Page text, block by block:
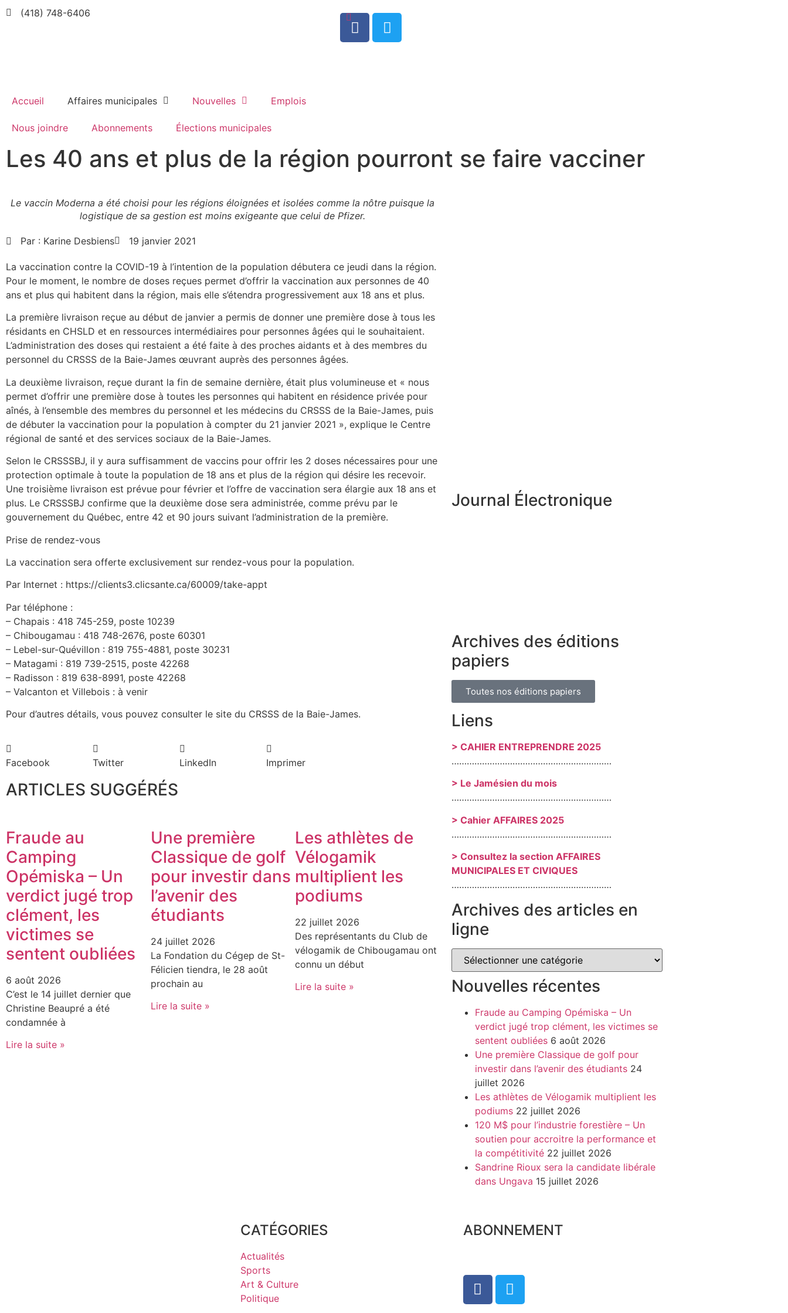
(418) 748-6406
0
Accueil Affaires municipales Nouvelles Emplois
Nous joindre Abonnements Élections municipales
Les 40 ans et plus de la région pourront se faire vacciner
Le vaccin Moderna a été choisi pour les régions éloignées et isolées comme la nôtre puisque la
logistique de sa gestion est moins exigeante que celui de Pfizer.
Par : Karine Desbiens 19 janvier 2021
La vaccination contre la COVID-19 à l’intention de la population débutera ce jeudi dans la région.
Pour le moment, le nombre de doses reçues permet d’offrir la vaccination aux personnes de 40
ans et plus qui habitent dans la région, mais elle s’étendra progressivement aux 18 ans et plus.
La première livraison reçue au début de janvier a permis de donner une première dose à tous les
résidants en CHSLD et en ressources intermédiaires pour personnes âgées qui le souhaitaient.
L’administration des doses qui restaient a été faite à des proches aidants et à des membres du
personnel du CRSSS de la Baie-James œuvrant auprès des personnes âgées.
La deuxième livraison, reçue durant la fin de semaine dernière, était plus volumineuse et « nous
permet d’offrir une première dose à toutes les personnes qui habitent en résidence privée pour
aînés, à l’ensemble des membres du personnel et les médecins du CRSSS de la Baie-James, puis
de débuter la vaccination pour la population à compter du 21 janvier 2021 », explique le Centre
régional de santé et des services sociaux de la Baie-James.
Selon le CRSSSBJ, il y aura suffisamment de vaccins pour offrir les 2 doses nécessaires pour une
protection optimale à toute la population de 18 ans et plus de la région qui désire les recevoir.
Une troisième livraison est prévue pour février et l’offre de vaccination sera élargie aux 18 ans et
plus. Le CRSSSBJ confirme que la deuxième dose sera administrée, comme prévu par le
gouvernement du Québec, entre 42 et 90 jours suivant l’administration de la première.
Prise de rendez-vous
La vaccination sera offerte exclusivement sur rendez-vous pour la population.
Par Internet : https://clients3.clicsante.ca/60009/take-appt
Par téléphone :
– Chapais : 418 745-259, poste 10239
– Chibougamau : 418 748-2676, poste 60301
– Lebel-sur-Quévillon : 819 755-4881, poste 30231
– Matagami : 819 739-2515, poste 42268
– Radisson : 819 638-8991, poste 42268
– Valcanton et Villebois : à venir
Pour d’autres détails, vous pouvez consulter le site du CRSSS de la Baie-James.
Facebook Twitter LinkedIn Imprimer
ARTICLES SUGGÉRÉS
Fraude au
Camping
Opémiska – Un
verdict jugé trop
clément, les
victimes se
sentent oubliées
6 août 2026
C’est le 14 juillet dernier que
Christine Beaupré a été
condamnée à
Lire la suite »
Une première
Classique de golf
pour investir dans
l’avenir des
étudiants
24 juillet 2026
La Fondation du Cégep de St-
Félicien tiendra, le 28 août
prochain au
Lire la suite »
Les athlètes de
Vélogamik
multiplient les
podiums
22 juillet 2026
Des représentants du Club de
vélogamik de Chibougamau ont
connu un début
Lire la suite »
Journal Électronique
Archives des éditions
papiers
Toutes nos éditions papiers
Liens
> CAHIER ENTREPRENDRE 2025
………………………………………………………
> Le Jamésien du mois
………………………………………………………
> Cahier AFFAIRES 2025
………………………………………………………
> Consultez la section AFFAIRES
MUNICIPALES ET CIVIQUES
………………………………………………………
Archives des articles en
ligne
Nouvelles récentes
Fraude au Camping Opémiska – Un
verdict jugé trop clément, les victimes se
sentent oubliées 6 août 2026
Une première Classique de golf pour
investir dans l’avenir des étudiants 24
juillet 2026
Les athlètes de Vélogamik multiplient les
podiums 22 juillet 2026
120 M$ pour l’industrie forestière – Un
soutien pour accroitre la performance et
la compétitivité 22 juillet 2026
Sandrine Rioux sera la candidate libérale
dans Ungava 15 juillet 2026
CATÉGORIES
Actualités
Sports
Art & Culture
Politique
ABONNEMENT